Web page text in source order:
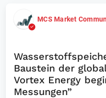
Baustein der
Vortex Energy
Messungen”